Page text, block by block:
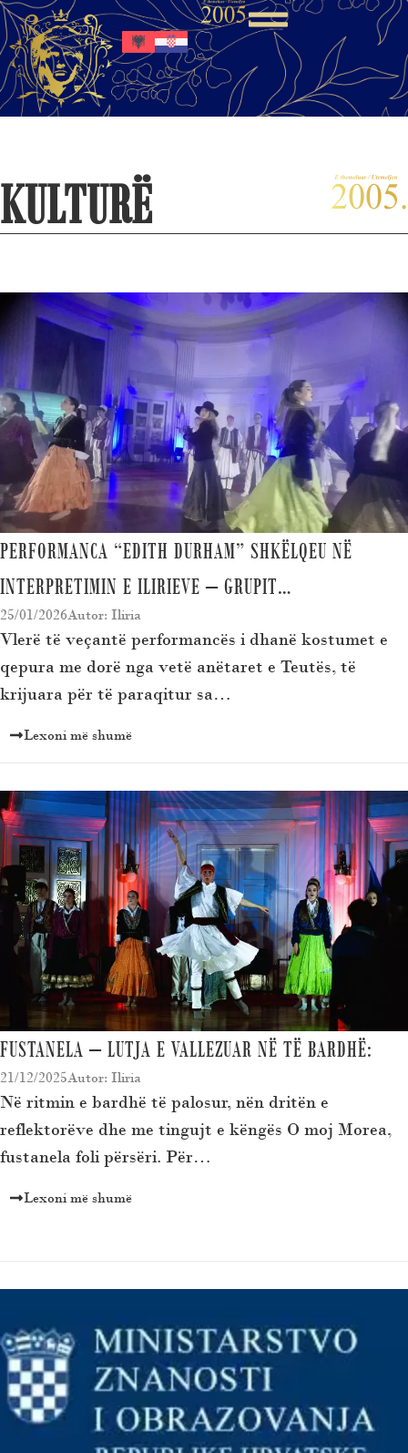
KULTURË
PERFORMANCA “EDITH DURHAM” SHKËLQEU NË
INTERPRETIMIN E ILIRIEVE – GRUPIT…
25/01/2026Autor: Iliria
Vlerë të veçantë performancës i dhanë kostumet e
qepura me dorë nga vetë anëtaret e Teutës, të
krijuara për të paraqitur sa…
Lexoni më shumë
FUSTANELA – LUTJA E VALLEZUAR NË TË BARDHË:
21/12/2025Autor: Iliria
Në ritmin e bardhë të palosur, nën dritën e
reflektorëve dhe me tingujt e këngës O moj Morea,
fustanela foli përsëri. Për…
Lexoni më shumë